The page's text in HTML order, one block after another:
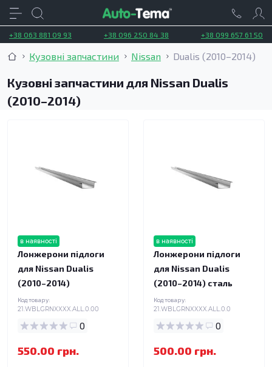
+38 063 881 09 93 +38 096 250 84 38 +38 099 657 61 50
Кузовні запчастини Nissan Dualis (2010–2014)
Кузовні запчастини для Nissan Dualis
(2010–2014)
в наявності
Лонжерони підлоги
для Nissan Dualis
(2010–2014)
Код товару:
21.WBLGRNXXXX.ALL.0.00
0
550.00 грн.
в наявності
Лонжерони підлоги
для Nissan Dualis
(2010–2014) сталь
Код товару:
21.WBLGRNXXXX.ALL.0.0
0
500.00 грн.